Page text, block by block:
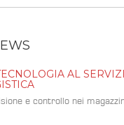
AL
e controllo nei